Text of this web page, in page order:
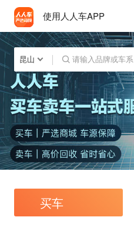
使用人人车APP
昆山 请输入品牌或车系
买车